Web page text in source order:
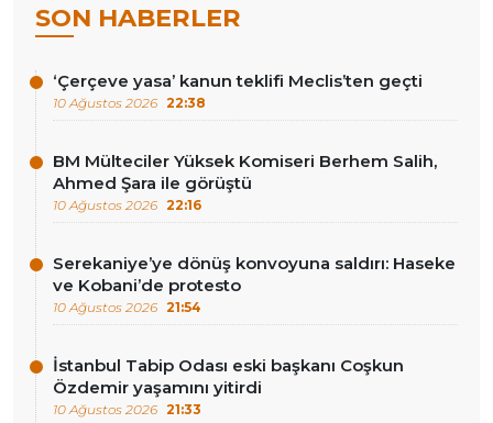
SON HABERLER
‘Çerçeve yasa’ kanun teklifi Meclis’ten geçti
10 Ağustos 2026 22:38
BM Mülteciler Yüksek Komiseri Berhem Salih,
Ahmed Şara ile görüştü
10 Ağustos 2026 22:16
Serekaniye’ye dönüş konvoyuna saldırı: Haseke
ve Kobani’de protesto
10 Ağustos 2026 21:54
İstanbul Tabip Odası eski başkanı Coşkun
Özdemir yaşamını yitirdi
10 Ağustos 2026 21:33